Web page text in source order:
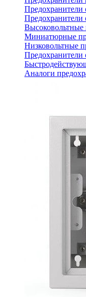
Предохранители
Предохранители
Высоковольтные
Миниатюрные
Низковольтные
Предохранители
Аналоги